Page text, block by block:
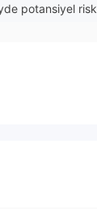
potansiyel risk